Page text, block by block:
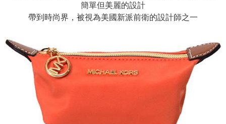
簡單但美麗的設計
帶到時尚界，被視為美國新派前衛的設計師之一